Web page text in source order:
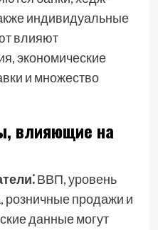
индивидуальные
влияют
экономические
и множество
влияющие на
ВВП, уровень
розничные продажи и
данные могут